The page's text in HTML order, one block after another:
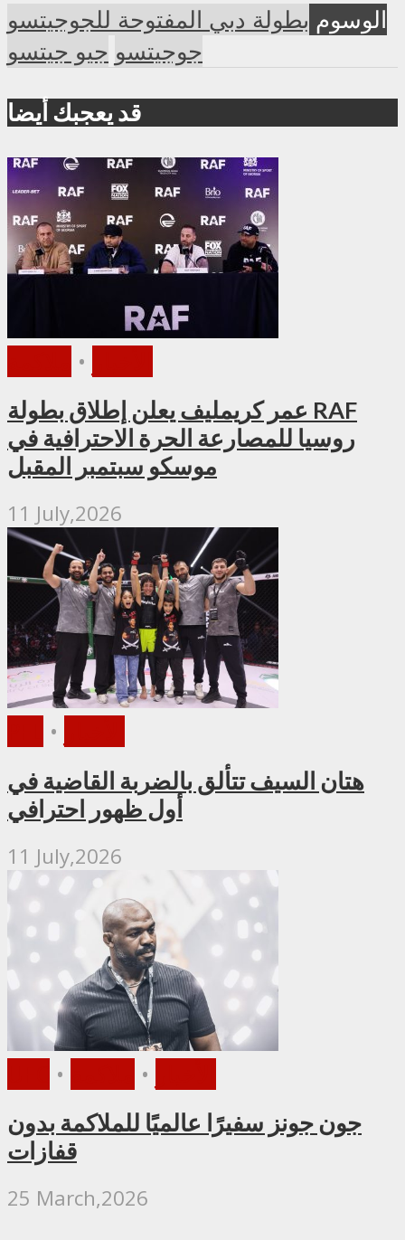
الوسوم بطولة دبي المفتوحة للجوجيتسو
جوجيتسو جيو جيتسو
قد يعجبك أيضا
•
عمر كريمليف يعلن إطلاق بطولة RAF
روسيا للمصارعة الحرة الاحترافية في
موسكو سبتمبر المقبل
11 July,2026
•
هتان السيف تتألق بالضربة القاضية في
أول ظهور احترافي
11 July,2026
• •
جون جونز سفيرًا عالميًا للملاكمة بدون
قفازات
25 March,2026